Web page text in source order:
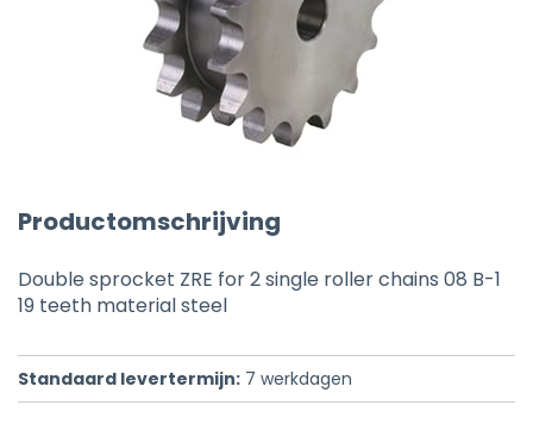
Productomschrijving
Double sprocket ZRE for 2 single roller chains 08 B-1
19 teeth material steel
Standaard levertermijn: 7 werkdagen